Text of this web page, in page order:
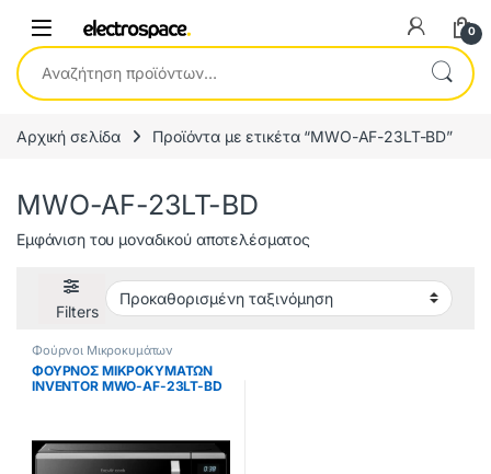
0
Αναζήτηση για:
Αρχική σελίδα Προϊόντα με ετικέτα “MWO-AF-23LT-BD”
MWO-AF-23LT-BD
Εμφάνιση του μοναδικού αποτελέσματος
Filters
Φούρνοι Μικροκυμάτων
ΦΟΥΡΝΟΣ ΜΙΚΡΟΚΥΜΑΤΩΝ
INVENTOR MWO-AF-23LT-BD